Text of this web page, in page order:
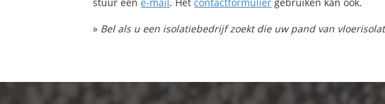
» Bel als u een isolatiebedrijf zoekt die uw pand van